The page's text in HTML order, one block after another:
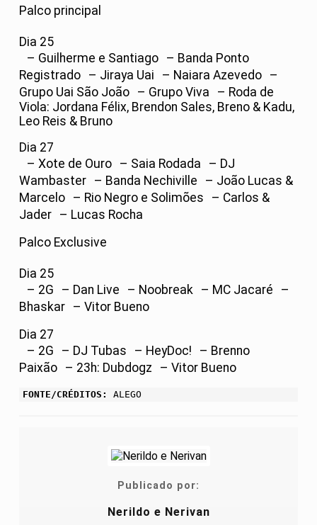
Palco principal
Dia 25
– Guilherme e Santiago – Banda Ponto
Registrado – Jiraya Uai – Naiara Azevedo –
Grupo Uai São João – Grupo Viva – Roda de
Viola: Jordana Félix, Brendon Sales, Breno & Kadu,
Leo Reis & Bruno
Dia 27
– Xote de Ouro – Saia Rodada – DJ
Wambaster – Banda Nechiville – João Lucas &
Marcelo – Rio Negro e Solimões – Carlos &
Jader – Lucas Rocha
Palco Exclusive
Dia 25
– 2G – Dan Live – Noobreak – MC Jacaré –
Bhaskar – Vitor Bueno
Dia 27
– 2G – DJ Tubas – HeyDoc! – Brenno
Paixão – 23h: Dubdogz – Vitor Bueno
FONTE/CRÉDITOS: ALEGO
Publicado por:
Nerildo e Nerivan